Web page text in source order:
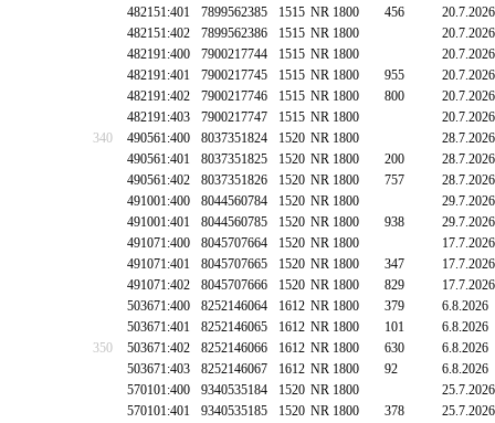
482151:401
7899562385 1515 NR 1800 456
20.7.2026
482151:402
7899562386 1515 NR 1800
20.7.2026
482191:400
7900217744 1515 NR 1800
20.7.2026
482191:401
7900217745 1515 NR 1800 955
20.7.2026
482191:402
7900217746 1515 NR 1800 800
20.7.2026
482191:403
7900217747 1515 NR 1800
20.7.2026
340
490561:400 8037351824 1520 NR 1800
28.7.2026
490561:401
8037351825 1520 NR 1800 200
28.7.2026
490561:402
8037351826 1520 NR 1800 757
28.7.2026
491001:400
8044560784 1520 NR 1800
29.7.2026
491001:401
8044560785 1520 NR 1800 938
29.7.2026
491071:400
8045707664 1520 NR 1800
17.7.2026
491071:401
8045707665 1520 NR 1800 347
17.7.2026
491071:402
8045707666 1520 NR 1800 829
17.7.2026
503671:400
8252146064 1612 NR 1800 379
6.8.2026
503671:401
8252146065 1612 NR 1800 101
6.8.2026
350
503671:402 8252146066 1612 NR 1800 630
6.8.2026
503671:403
8252146067 1612 NR 1800 92
6.8.2026
570101:400
9340535184 1520 NR 1800
25.7.2026
570101:401
9340535185 1520 NR 1800 378
25.7.2026